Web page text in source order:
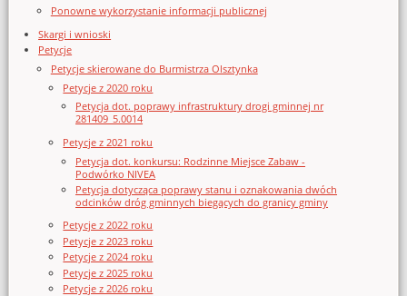
Ponowne wykorzystanie informacji publicznej
Skargi i wnioski
Petycje
Petycje skierowane do Burmistrza Olsztynka
Petycje z 2020 roku
Petycja dot. poprawy infrastruktury drogi gminnej nr
281409_5.0014
Petycje z 2021 roku
Petycja dot. konkursu: Rodzinne Miejsce Zabaw -
Podwórko NIVEA
Petycja dotycząca poprawy stanu i oznakowania dwóch
odcinków dróg gminnych biegących do granicy gminy
Petycje z 2022 roku
Petycje z 2023 roku
Petycje z 2024 roku
Petycje z 2025 roku
Petycje z 2026 roku